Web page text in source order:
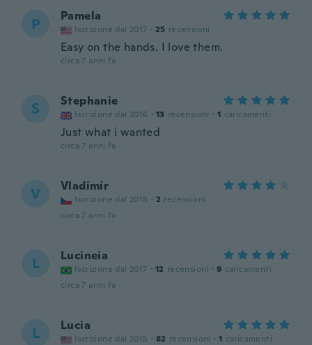
P Pamela
Iscrizione dal 2017 · 25 recensioni
Easy on the hands. I love them.
circa 7 anni fa
S Stephanie
Iscrizione dal 2016 · 13 recensioni · 1 caricamenti
Just what i wanted
circa 7 anni fa
V Vladimír
Iscrizione dal 2018 · 2 recensioni
circa 7 anni fa
L Lucineia
Iscrizione dal 2017 · 12 recensioni · 9 caricamenti
circa 7 anni fa
L Lucia
Iscrizione dal 2015 · 82 recensioni · 1 caricamenti